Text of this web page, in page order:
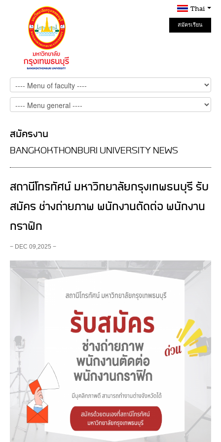
Thai
สมัครเรียน
Online
สมัครงาน
BANGKOKTHONBURI UNIVERSITY NEWS
สถานีโทรทัศน์ มหาวิทยาลัยกรุงเทพธนบุรี รับ
สมัคร ช่างถ่ายภาพ พนักงานตัดต่อ พนักงาน
กราฟิก
− DEC 09,2025 −